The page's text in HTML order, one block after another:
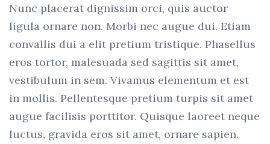
Nunc placerat dignissim orci, quis auctor
ligula ornare non. Morbi nec augue dui. Etiam
convallis dui a elit pretium tristique. Phasellus
eros tortor, malesuada sed sagittis sit amet,
vestibulum in sem. Vivamus elementum et est
in mollis. Pellentesque pretium turpis sit amet
augue facilisis porttitor. Quisque laoreet neque
luctus, gravida eros sit amet, ornare sapien.